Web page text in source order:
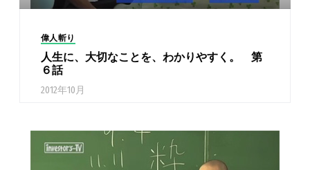
偉人斬り
人生に、大切なことを、わかりやすく。 第
６話
2012年10月